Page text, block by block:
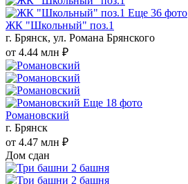
Еще 36 фото
ЖК "Школьный" поз.1
г. Брянск, ул. Романа Брянского
от 4.44 млн ₽
Еще 18 фото
Романовский
г. Брянск
от 4.47 млн ₽
Дом сдан